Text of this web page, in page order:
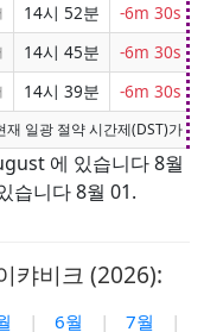
14시 52분 -6m 30s
14시 45분 -6m 30s
14시 39분 -6m 30s
일광 절약 시간제(DST)가
에 있습니다 8월
습니다 8월 01.
캬비크 (2026):
| 6월 | 7월
|